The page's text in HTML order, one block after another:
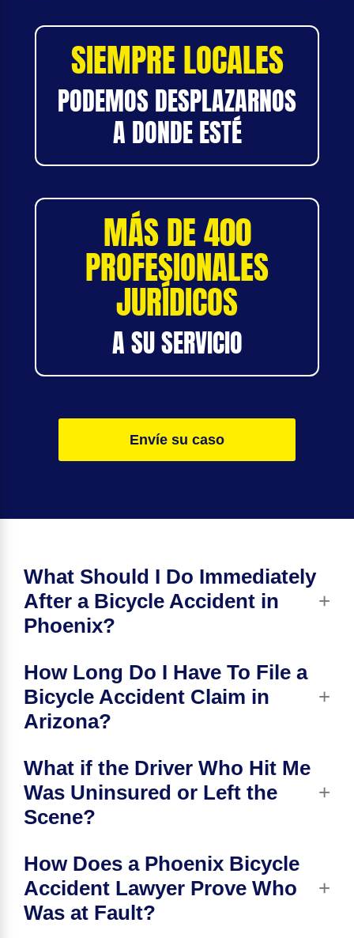
SIEMPRE LOCALES
PODEMOS DESPLAZARNOS
A DONDE ESTÉ
MÁS DE 400
PROFESIONALES
JURÍDICOS
A SU SERVICIO
Envíe su caso
What Should I Do Immediately
After a Bicycle Accident in
Phoenix?
How Long Do I Have To File a
Bicycle Accident Claim in
Arizona?
What if the Driver Who Hit Me
Was Uninsured or Left the
Scene?
How Does a Phoenix Bicycle
Accident Lawyer Prove Who
Was at Fault?